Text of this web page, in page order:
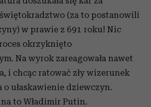
(za to postanowili
w prawie z 691 roku! Nic
okrzyknięto
Na wyrok zareagowała nawet
i chcąc ratować zły wizerunek
o ułaskawienie dziewczyn.
to Władimir Putin.